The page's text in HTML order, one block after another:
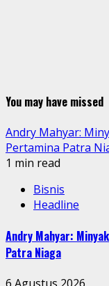
You may have missed
Andry Mahyar:
Pertamina Patra
1 min read
Bisnis
Headline
Andry Mahyar:
Patra Niaga